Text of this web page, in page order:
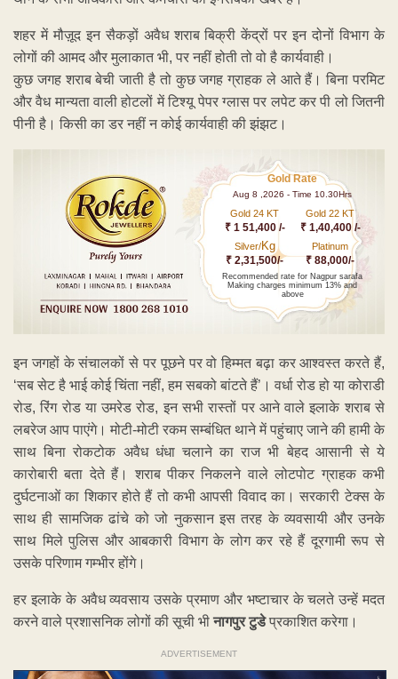
शहर में मौज़ूद इन सैकड़ों अवैध शराब बिक्री केंद्रों पर इन दोनों विभाग के
लोगों की आमद और मुलाकात भी, पर नहीं होती तो वो है कार्यवाही।
कुछ जगह शराब बेची जाती है तो कुछ जगह ग्राहक ले आते हैं। बिना परमिट
और वैध मान्यता वाली होटलों में टिश्यू पेपर ग्लास पर लपेट कर पी लो जितनी
पीनी है। किसी का डर नहीं न कोई कार्यवाही की झंझट।
Gold Rate
Aug 8 ,2026 - Time 10.30Hrs
Gold 24 KT
₹ 1 51,400 /-
Gold 22 KT
₹ 1,40,400 /-
Silver/Kg
₹ 2,31,500/-
Platinum
₹ 88,000/-
Recommended rate for Nagpur sarafa
Making charges minimum 13% and
above
इन जगहों के संचालकों से पर पूछने पर वो हिम्मत बढ़ा कर आश्वस्त करते हैं,
‘सब सेट है भाई कोई चिंता नहीं, हम सबको बांटते हैं’। वर्धा रोड हो या कोराडी
रोड, रिंग रोड या उमरेड रोड, इन सभी रास्तों पर आने वाले इलाके शराब से
लबरेज आप पाएंगे। मोटी-मोटी रकम सम्बंधित थाने में पहुंचाए जाने की हामी के
साथ बिना रोकटोक अवैध धंधा चलाने का राज भी बेहद आसानी से ये
कारोबारी बता देते हैं। शराब पीकर निकलने वाले लोटपोट ग्राहक कभी
दुर्घटनाओं का शिकार होते हैं तो कभी आपसी विवाद का। सरकारी टेक्स के
साथ ही सामजिक ढांचे को जो नुकसान इस तरह के व्यवसायी और उनके
साथ मिले पुलिस और आबकारी विभाग के लोग कर रहे हैं दूरगामी रूप से
उसके परिणाम गम्भीर होंगे।
हर इलाके के अवैध व्यवसाय उसके प्रमाण और भष्टाचार के चलते उन्हें मदत
करने वाले प्रशासनिक लोगों की सूची भीनागपुर टुडेप्रकाशित करेगा।
ADVERTISEMENT